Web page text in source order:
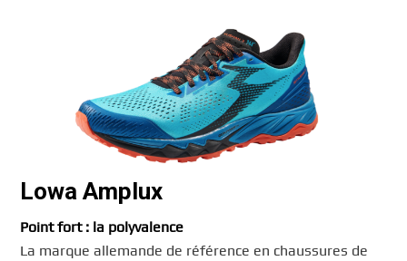
Lowa Amplux
Point fort : la polyvalence
La marque allemande de référence en chaussures de